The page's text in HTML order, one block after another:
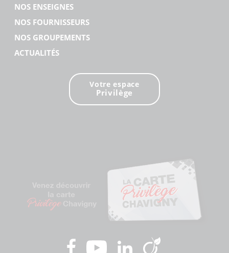
NOS ENSEIGNES
NOS FOURNISSEURS
NOS GROUPEMENTS
ACTUALITÉS
Votre espace
Privilège